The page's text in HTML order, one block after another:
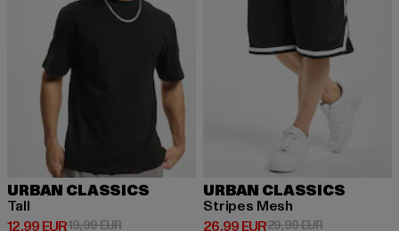
URBAN CLASSICS
Tall
12,99 EUR
Derzeitiger Preis: 12,99 EUR
19,99 EURAktionspreis: 19,99 EUR
URBAN CLASSICS
Stripes Mesh
26,99 EUR
Derzeitiger Preis: 26,99 EUR
29,99 EURAktionspreis: